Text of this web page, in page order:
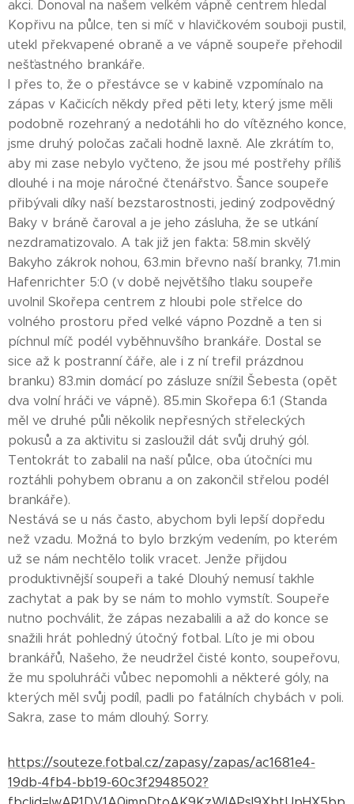
akci. Donoval na našem velkém vápně centrem hledal
Kopřivu na půlce, ten si míč v hlavičkovém souboji pustil,
utekl překvapené obraně a ve vápně soupeře přehodil
nešťastného brankáře.
I přes to, že o přestávce se v kabině vzpomínalo na
zápas v Kačicích někdy před pěti lety, který jsme měli
podobně rozehraný a nedotáhli ho do vítězného konce,
jsme druhý poločas začali hodně laxně. Ale zkrátím to,
aby mi zase nebylo vyčteno, že jsou mé postřehy příliš
dlouhé i na moje náročné čtenářstvo. Šance soupeře
přibývali díky naší bezstarostnosti, jediný zodpovědný
Baky v bráně čaroval a je jeho zásluha, že se utkání
nezdramatizovalo. A tak již jen fakta: 58.min skvělý
Bakyho zákrok nohou, 63.min břevno naší branky, 71.min
Hafenrichter 5:0 (v době největšího tlaku soupeře
uvolnil Skořepa centrem z hloubi pole střelce do
volného prostoru před velké vápno Pozdně a ten si
píchnul míč podél vyběhnuvšího brankáře. Dostal se
sice až k postranní čáře, ale i z ní trefil prázdnou
branku) 83.min domácí po zásluze snížil Šebesta (opět
dva volní hráči ve vápně). 85.min Skořepa 6:1 (Standa
měl ve druhé půli několik nepřesných střeleckých
pokusů a za aktivitu si zasloužil dát svůj druhý gól.
Tentokrát to zabalil na naší půlce, oba útočníci mu
roztáhli pohybem obranu a on zakončil střelou podél
brankáře).
Nestává se u nás často, abychom byli lepší dopředu
než vzadu. Možná to bylo brzkým vedením, po kterém
už se nám nechtělo tolik vracet. Jenže přijdou
produktivnější soupeři a také Dlouhý nemusí takhle
zachytat a pak by se nám to mohlo vymstít. Soupeře
nutno pochválit, že zápas nezabalili a až do konce se
snažili hrát pohledný útočný fotbal. Líto je mi obou
brankářů, Našeho, že neudržel čisté konto, soupeřovu,
že mu spoluhráči vůbec nepomohli a některé góly, na
kterých měl svůj podíl, padli po fatálních chybách v poli.
Sakra, zase to mám dlouhý. Sorry.
https://souteze.fotbal.cz/zapasy/zapas/ac1681e4-
19db-4fb4-bb19-60c3f2948502?